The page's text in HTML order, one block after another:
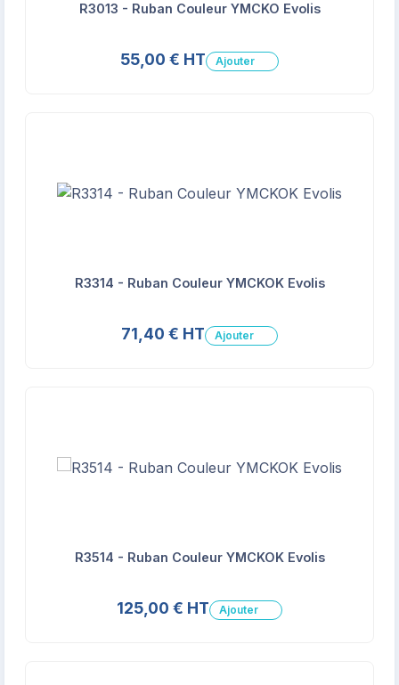
R3013 - Ruban Couleur YMCKO Evolis
55,00 € HT Ajouter
R3314 - Ruban Couleur YMCKOK Evolis
71,40 € HT Ajouter
R3514 - Ruban Couleur YMCKOK Evolis
125,00 € HT Ajouter